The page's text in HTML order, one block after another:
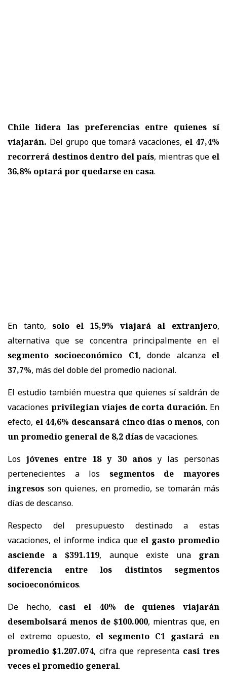
Chile lidera las preferencias entre quienes sí
viajarán. Del grupo que tomará vacaciones, el 47,4%
recorrerá destinos dentro del país, mientras que el
36,8% optará por quedarse en casa.
En tanto,solo el 15,9% viajará al extranjero,
alternativa que se concentra principalmente en el
segmento socioeconómico C1, donde alcanza el
37,7%, más del doble del promedio nacional.
El estudio también muestra que quienes sí saldrán de
vacaciones privilegian viajes de corta duración. En
efecto, el 44,6% descansará cinco días o menos, con
un promedio general de 8,2 díasde vacaciones.
Losjóvenes entre 18 y 30 añosy las personas
pertenecientes a los segmentos de mayores
ingresos son quienes, en promedio, se tomarán más
días de descanso.
Respecto del presupuesto destinado a estas
vacaciones, el informe indica que el gasto promedio
asciende a $391.119, aunque existe una gran
diferencia entre los distintos segmentos
socioeconómicos.
De hecho, casi el 40% de quienes viajarán
desembolsará menos de $100.000, mientras que, en
el extremo opuesto, el segmento C1 gastará en
promedio $1.207.074, cifra que representa casi tres
veces el promedio general.